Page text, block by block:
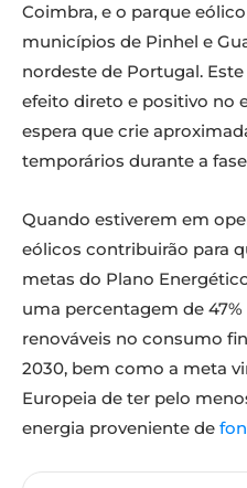
Coimbra, e o parque
municípios de Pinhel e
nordeste de Portugal.
efeito direto e positivo no
espera que crie
temporários durante a
Quando estiverem em
eólicos contribuirão para
metas do Plano
uma percentagem de
renováveis no consumo
2030, bem como a meta
Europeia de ter pelo
energia proveniente de